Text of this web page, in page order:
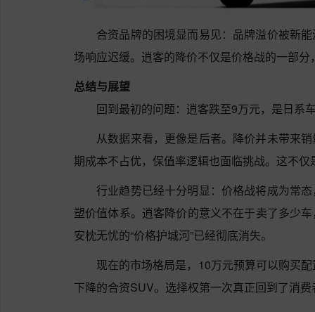
合资品牌的困境显而易见：品牌溢价被新
场响应迟缓。逍客的降价不仅是价格战的一部
总结与展望
回到最初的问题：逍客跌至9万元，是日系
从数据来看，更像是后者。降价并未带来
期成本不占优，保值率逻辑也面临挑战。这不
行业趋势已经十分明显：价格战将成为常
塑价值体系。逍客降价的意义不在于卖了多少
安枕无忧的“价格护城河”已经彻底消失。
现在的市场格局是，10万元预算可以购买
下降的合资SUV。选择权第一次真正回到了消